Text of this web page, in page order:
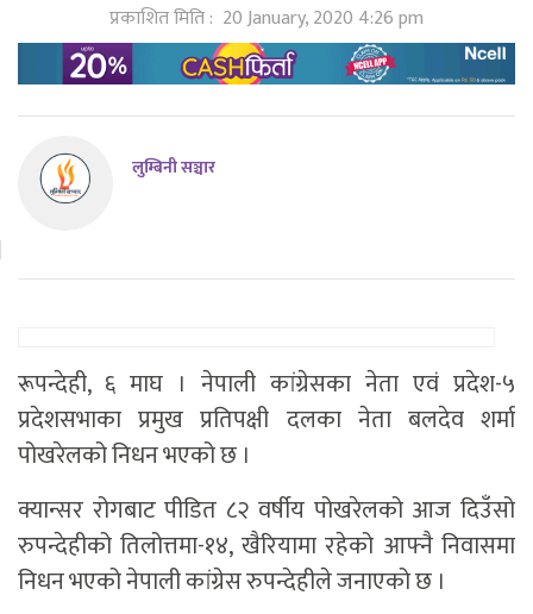
प्रकाशित मिति : 20 January, 2020 4:26 pm
लुम्बिनी सञ्चार
रूपन्देही, ६ माघ । नेपाली कांग्रेसका नेता एवं प्रदेश-५
प्रदेशसभाका प्रमुख प्रतिपक्षी दलका नेता बलदेव शर्मा
पोखरेलको निधन भएको छ ।
क्यान्सर रोगबाट पीडित ८२ वर्षीय पोखरेलको आज दिउँसो
रुपन्देहीको तिलोत्तमा-१४, खैरियामा रहेको आफ्नै निवासमा
निधन भएको नेपाली कांग्रेस रुपन्देहीले जनाएको छ ।